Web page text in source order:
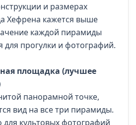
и размерах
Хефрена кажется выше
каждой пирамиды
для прогулки и фотографий.
площадка (лучшее
панорамной точке,
вид на все три пирамиды.
культовых фотографий